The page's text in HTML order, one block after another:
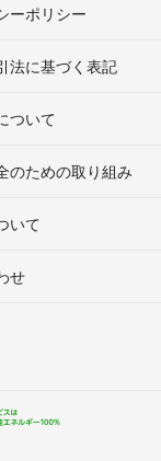
ーポリシー
法に基づく表記
ついて
のための取り組み
いて
せ